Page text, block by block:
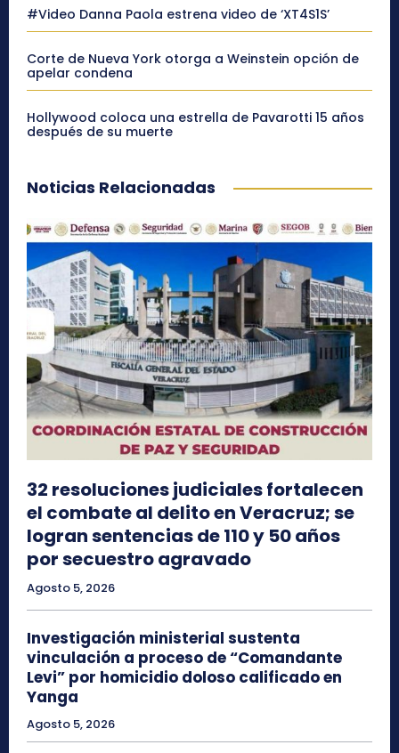
#Video Danna Paola estrena video de ‘XT4S1S’
Corte de Nueva York otorga a Weinstein opción de
apelar condena
Hollywood coloca una estrella de Pavarotti 15 años
después de su muerte
Noticias Relacionadas
32 resoluciones judiciales fortalecen
el combate al delito en Veracruz; se
logran sentencias de 110 y 50 años
por secuestro agravado
Agosto 5, 2026
Investigación ministerial sustenta
vinculación a proceso de “Comandante
Levi” por homicidio doloso calificado en
Yanga
Agosto 5, 2026